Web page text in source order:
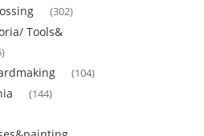
(302)
Tools&
(104)
(144)